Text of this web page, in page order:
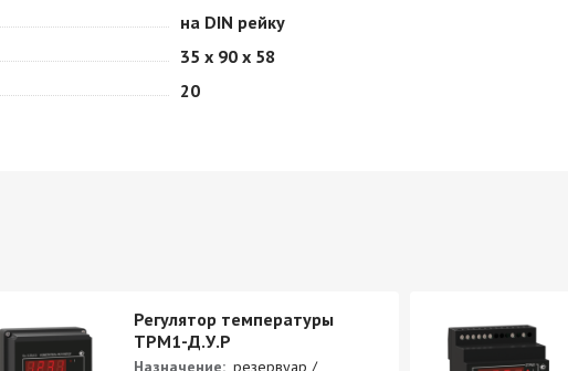
на DIN рейку
35 х 90 х 58
20
Регулятор температуры
ТРМ1-Д.У.Р
Назначение: резервуар /